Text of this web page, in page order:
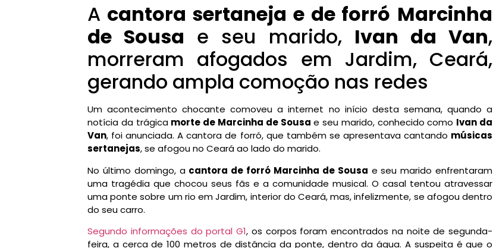
A cantora sertaneja e de forró Marcinha
de Sousa e seu marido, Ivan da Van,
morreram afogados em Jardim, Ceará,
gerando ampla comoção nas redes
Um acontecimento chocante comoveu a internet no início desta semana, quando a
notícia da trágica morte de Marcinha de Sousa e seu marido, conhecido como Ivan da
Van, foi anunciada. A cantora de forró, que também se apresentava cantando músicas
sertanejas, se afogou no Ceará ao lado do marido.
No último domingo, a cantora de forró Marcinha de Sousa e seu marido enfrentaram
uma tragédia que chocou seus fãs e a comunidade musical. O casal tentou atravessar
uma ponte sobre um rio em Jardim, interior do Ceará, mas, infelizmente, se afogou dentro
do seu carro.
Segundo informações do portal G1, os corpos foram encontrados na noite de segunda-
feira, a cerca de 100 metros de distância da ponte, dentro da água. A suspeita é que o